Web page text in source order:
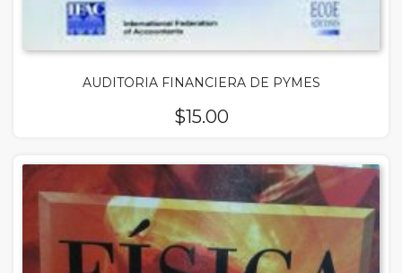
AUDITORIA FINANCIERA DE PYMES
$15.00